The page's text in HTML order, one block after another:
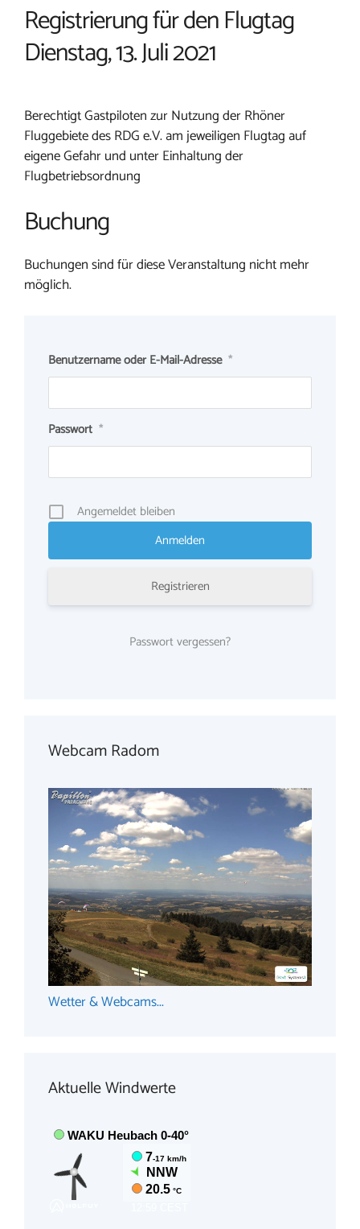
Registrierung für den Flugtag
Dienstag, 13. Juli 2021
Berechtigt Gastpiloten zur Nutzung der Rhöner
Fluggebiete des RDG e.V. am jeweiligen Flugtag auf
eigene Gefahr und unter Einhaltung der
Flugbetriebsordnung
Buchung
Buchungen sind für diese Veranstaltung nicht mehr
möglich.
Benutzername oder E-Mail-Adresse *
Passwort *
Angemeldet bleiben
Registrieren
Passwort vergessen?
Webcam Radom
Wetter & Webcams...
Aktuelle Windwerte